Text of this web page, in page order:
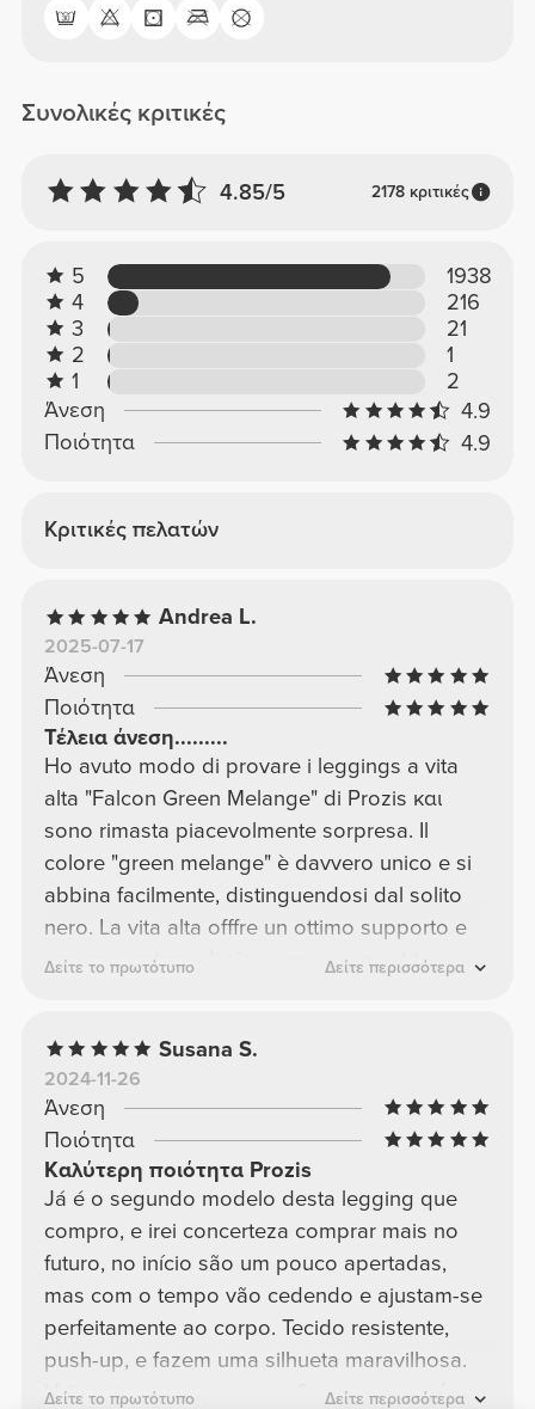
Συνολικές κριτικές
4.85/5 2178 κριτικές
5
1938
4
216
3
21
2
1
1
2
Άνεση
4.9
Ποιότητα
4.9
Κριτικές πελατών
Andrea L.
2025-07-17
Άνεση
Ποιότητα
Τέλεια άνεση.........
Ho avuto modo di provare i leggings a vita
alta "Falcon Green Melange" di Prozis και
sono rimasta piacevolmente sorpresa. Il
colore "green melange" è davvero unico e si
abbina facilmente, distinguendosi dal solito
nero. La vita alta offfre un ottimo supporto e
una sensazione di sicurezza, senza stringere
corpo, garantendo libertà di movimento senza
trasparenze, anche durante squat o affondi. Li
ho trovati perfetti sia per l''allenamento
intenso che per un uso più casual. In sintesi,
un ottimo acquisto per chi cerca un capo
sportivo funzionale, stiloso e confortevole.
Δείτε το πρωτότυπο Δείτε περισσότερα
Susana S.
2024-11-26
Άνεση
Ποιότητα
Καλύτερη ποιότητα Prozis
Já é o segundo modelo desta legging que
compro, e irei concerteza comprar mais no
futuro, no início são um pouco apertadas,
mas com o tempo vão cedendo e ajustam-se
perfeitamente ao corpo. Tecido resistente,
push-up, e fazem uma silhueta maravilhosa.
Vejo outras pessoas com διαφοροποιημένοι
Δείτε το πρωτότυπο Δείτε περισσότερα